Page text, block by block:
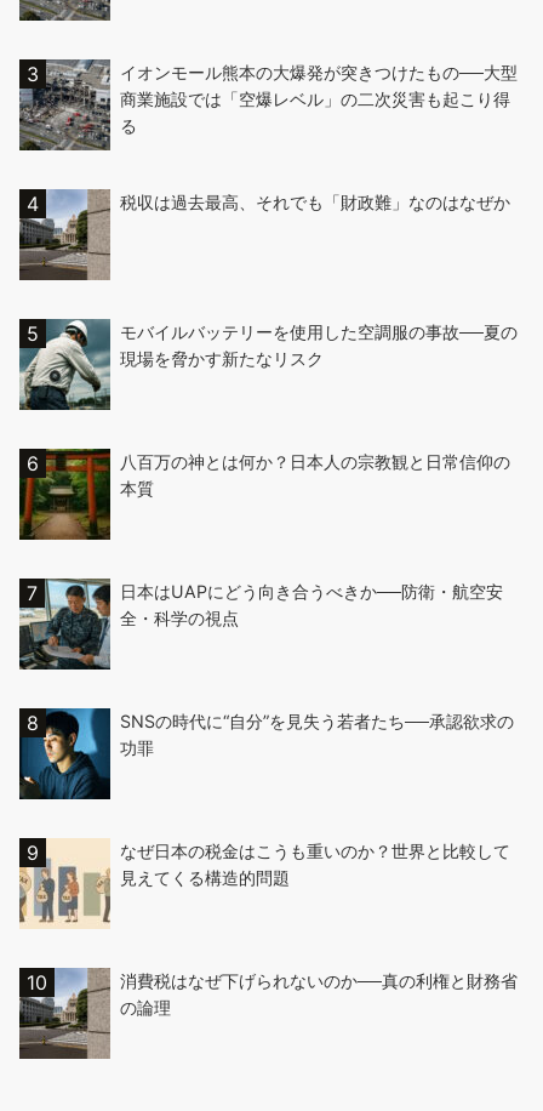
イオンモール熊本の大爆発が突きつけたもの──大型
商業施設では「空爆レベル」の二次災害も起こり得
る
税収は過去最高、それでも「財政難」なのはなぜか
モバイルバッテリーを使用した空調服の事故──夏の
現場を脅かす新たなリスク
八百万の神とは何か？日本人の宗教観と日常信仰の
本質
日本はUAPにどう向き合うべきか──防衛・航空安
全・科学の視点
SNSの時代に“自分”を見失う若者たち──承認欲求の
功罪
なぜ日本の税金はこうも重いのか？世界と比較して
見えてくる構造的問題
消費税はなぜ下げられないのか──真の利権と財務省
の論理